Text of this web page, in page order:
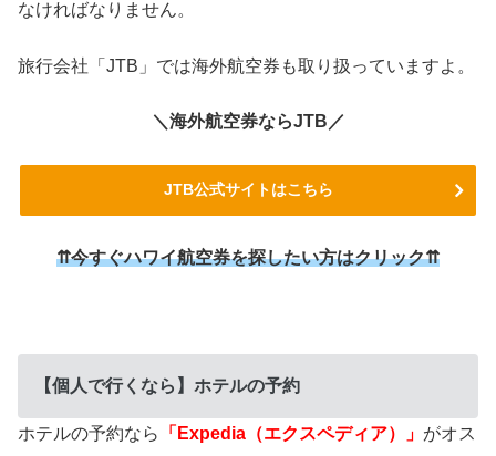
なければなりません。
旅行会社「JTB」では海外航空券も取り扱っていますよ。
＼海外航空券ならJTB／
JTB公式サイトはこちら
⇈今すぐハワイ航空券を探したい方はクリック⇈
【個人で行くなら】ホテルの予約
ホテルの予約なら 「Expedia（エクスペディア）」 がオス